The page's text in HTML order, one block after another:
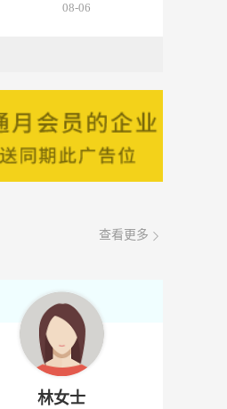
08-06
08-06
08-06
08-06
08-06
08-06
查看更多
林女士